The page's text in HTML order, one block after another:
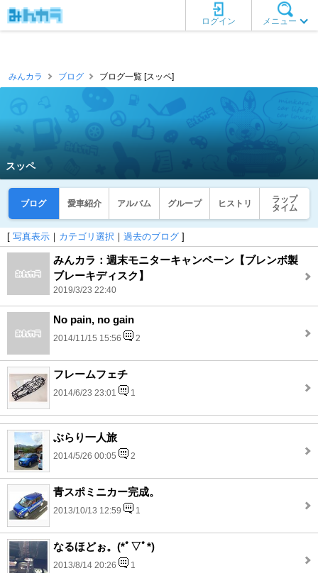
メニュー
ログイン
みんカラ ブログ ブログ一覧 [スッペ]
スッペ
ブログ 愛車紹介 アルバム グループ ヒストリ
ラップ
タイム
[ 写真表示 ｜ カテゴリ選択 ｜ 過去のブログ ]
みんカラ：週末モニターキャンペーン【ブレンボ製
ブレーキディスク】
2019/3/23 22:40
No pain, no gain
2014/11/15 15:56 2
フレームフェチ
2014/6/23 23:01 1
ぶらり一人旅
2014/5/26 00:05 2
青スポミニカー完成。
2013/10/13 12:59 1
なるほどぉ。(*ﾟ▽ﾟ*)
2013/8/14 20:26 1